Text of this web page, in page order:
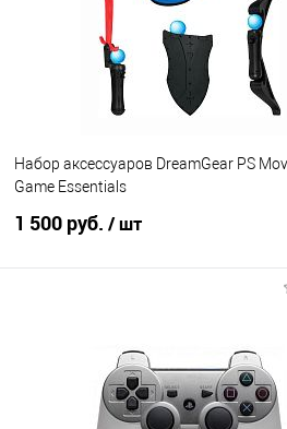
В избранное
Набор аксессуаров DreamGear PS
Game Essentials
1 500 руб. / шт
Купить в 1 клик
Сравнение
В избранное